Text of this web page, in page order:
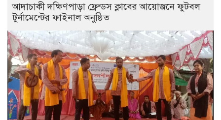
আদাচাকী দক্ষিণপাড়া ফ্রেন্ডস ক্লাবের আয়োজনে ফুটবল
টুর্নামেন্টের ফাইনাল অনুষ্ঠিত